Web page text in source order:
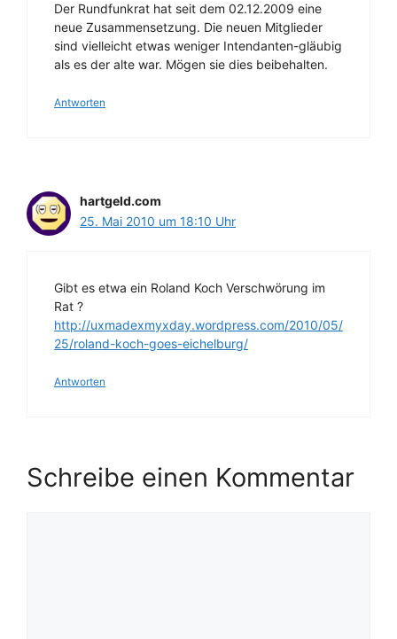
Der Rundfunkrat hat seit dem 02.12.2009 eine
neue Zusammensetzung. Die neuen Mitglieder
sind vielleicht etwas weniger Intendanten-gläubig
als es der alte war. Mögen sie dies beibehalten.
Antworten
hartgeld.com
25. Mai 2010 um 18:10 Uhr
Gibt es etwa ein Roland Koch Verschwörung im
Rat ?
http://uxmadexmyxday.wordpress.com/2010/05/
25/roland-koch-goes-eichelburg/
Antworten
Schreibe einen Kommentar